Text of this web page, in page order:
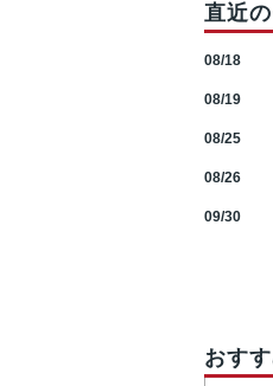
直近
08/18
08/19
08/25
08/26
09/30
おす